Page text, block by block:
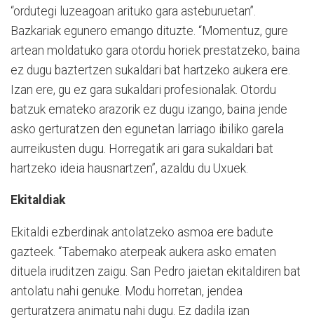
“ordutegi luzeagoan arituko gara asteburuetan”.
Bazkariak egunero emango dituzte. “Momentuz, gure
artean moldatuko gara otordu horiek prestatzeko, baina
ez dugu baztertzen sukaldari bat hartzeko aukera ere.
Izan ere, gu ez gara sukaldari profesionalak. Otordu
batzuk emateko arazorik ez dugu izango, baina jende
asko gerturatzen den egunetan larriago ibiliko garela
aurreikusten dugu. Horregatik ari gara sukaldari bat
hartzeko ideia hausnartzen”, azaldu du Uxuek.
Ekitaldiak
Ekitaldi ezberdinak antolatzeko asmoa ere badute
gazteek. “Tabernako aterpeak aukera asko ematen
dituela iruditzen zaigu. San Pedro jaietan ekitaldiren bat
antolatu nahi genuke. Modu horretan, jendea
gerturatzera animatu nahi dugu. Ez dadila izan